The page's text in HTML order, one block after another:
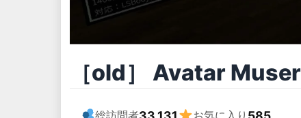
［old］ Avatar